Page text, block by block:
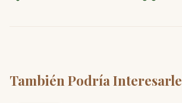
También Podría Interesarle